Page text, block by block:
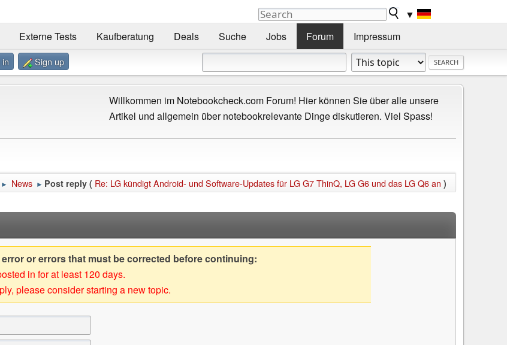
▼
Externe Tests Kaufberatung Deals Suche Jobs Forum Impressum
in Sign up
Willkommen im Notebookcheck.com Forum! Hier können Sie über alle unsere
Artikel und allgemein über notebookrelevante Dinge diskutieren. Viel Spass!
► News ► Post reply ( Re: LG kündigt Android- und Software-Updates für LG G7 ThinQ, LG G6 und das LG Q6 an )
or errors that must be corrected before continuing:
in for at least 120 days.
please consider starting a new topic.